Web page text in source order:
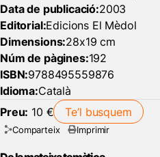
Data de publicació:2003
Editorial:Edicions El Mèdol
Dimensions:28x19 cm
Núm de pàgines:192
ISBN:9788495559876
Idioma:Català
Preu: 10 € Te’l busquem
Comparteix Imprimir